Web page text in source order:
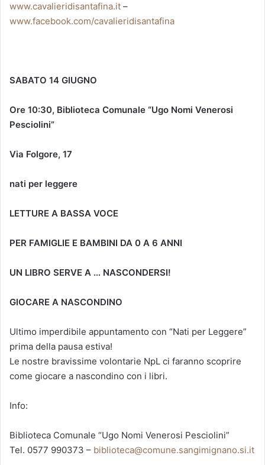
www.cavalieridisantafina.it –
www.facebook.com/cavalieridisantafina
SABATO 14 GIUGNO
Ore 10:30, Biblioteca Comunale “Ugo Nomi Venerosi
Pesciolini”
Via Folgore, 17
nati per leggere
LETTURE A BASSA VOCE
PER FAMIGLIE E BAMBINI DA 0 A 6 ANNI
UN LIBRO SERVE A … NASCONDERSI!
GIOCARE A NASCONDINO
Ultimo imperdibile appuntamento con “Nati per Leggere”
prima della pausa estiva!
Le nostre bravissime volontarie NpL ci faranno scoprire
come giocare a nascondino con i libri.
Info:
Biblioteca Comunale “Ugo Nomi Venerosi Pesciolini”
Tel. 0577 990373 – biblioteca@comune.sangimignano.si.it